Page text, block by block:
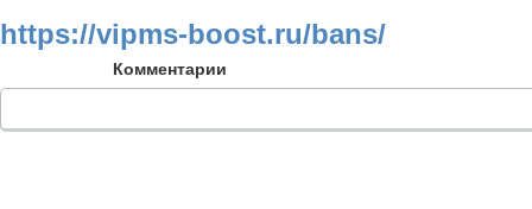
https://vipms-boost.ru/bans/
Комментарии